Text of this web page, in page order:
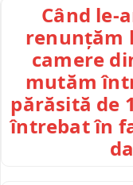
Când le-
renunțăm
camere
mutăm
părăsită de
întrebat în